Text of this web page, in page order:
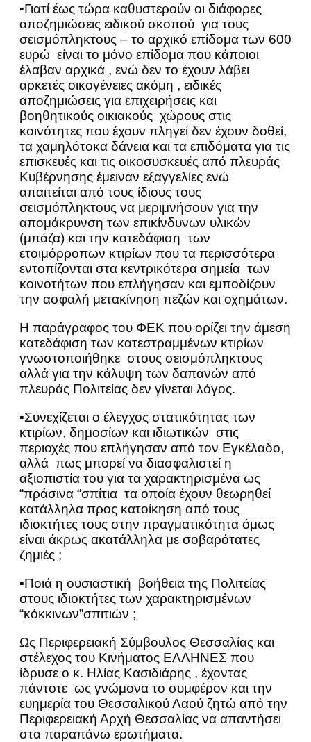
▪Γιατί έως τώρα καθυστερούν οι διάφορες
αποζημιώσεις ειδικού σκοπού για τους
σεισμόπληκτους – το αρχικό επίδομα των 600
ευρώ είναι το μόνο επίδομα που κάποιοι
έλαβαν αρχικά , ενώ δεν το έχουν λάβει
αρκετές οικογένειες ακόμη , ειδικές
αποζημιώσεις για επιχειρήσεις και
βοηθητικούς οικιακούς χώρους στις
κοινότητες που έχουν πληγεί δεν έχουν δοθεί,
τα χαμηλότοκα δάνεια και τα επιδόματα για τις
επισκευές και τις οικοσυσκευές από πλευράς
Κυβέρνησης έμειναν εξαγγελίες ενώ
απαιτείται από τους ίδιους τους
σεισμόπληκτους να μεριμνήσουν για την
απομάκρυνση των επικίνδυνων υλικών
(μπάζα) και την κατεδάφιση των
ετοιμόρροπων κτιρίων που τα περισσότερα
εντοπίζονται στα κεντρικότερα σημεία των
κοινοτήτων που επλήγησαν και εμποδίζουν
την ασφαλή μετακίνηση πεζών και οχημάτων.
Η παράγραφος του ΦΕΚ που ορίζει την άμεση
κατεδάφιση των κατεστραμμένων κτιρίων
γνωστοποιήθηκε στους σεισμόπληκτους
αλλά για την κάλυψη των δαπανών από
πλευράς Πολιτείας δεν γίνεται λόγος.
▪Συνεχίζεται ο έλεγχος στατικότητας των
κτιρίων, δημοσίων και ιδιωτικών στις
περιοχές που επλήγησαν από τον Εγκέλαδο,
αλλά πως μπορεί να διασφαλιστεί η
αξιοπιστία του για τα χαρακτηρισμένα ως
“πράσινα “σπίτια τα οποία έχουν θεωρηθεί
κατάλληλα προς κατοίκηση από τους
ιδιοκτήτες τους στην πραγματικότητα όμως
είναι άκρως ακατάλληλα με σοβαρότατες
ζημιές ;
▪Ποιά η ουσιαστική βοήθεια της Πολιτείας
στους ιδιοκτήτες των χαρακτηρισμένων
“κόκκινων”σπιτιών ;
Ως Περιφερειακή Σύμβουλος Θεσσαλίας και
στέλεχος του Κινήματος ΕΛΛΗΝΕΣ που
ίδρυσε ο κ. Ηλίας Κασιδιάρης , έχοντας
πάντοτε ως γνώμονα το συμφέρον και την
ευημερία του Θεσσαλικού Λαού ζητώ από την
Περιφερειακή Αρχή Θεσσαλίας να απαντήσει
στα παραπάνω ερωτήματα.